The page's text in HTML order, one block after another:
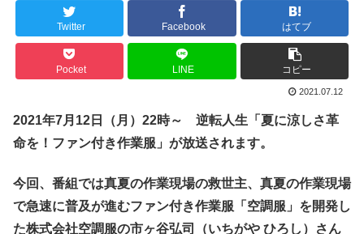
Twitter Facebook はてブ
Pocket LINE コピー
2021.07.12
2021年7月12日（月）22時～ 逆転人生「夏に涼しさ革
命を！ファン付き作業服」 が放送されます。
今回、番組では真夏の作業現場の救世主、真夏の作業現場
で急速に普及が進むファン付き作業服「空調服」を開発し
た株式会社空調服の市ヶ谷弘司（いちがや ひろし）さん